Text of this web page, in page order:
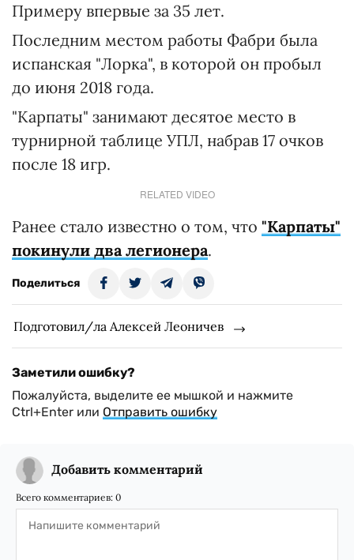
Примеру впервые за 35 лет.
Последним местом работы Фабри была
испанская "Лорка", в которой он пробыл
до июня 2018 года.
"Карпаты" занимают десятое место в
турнирной таблице УПЛ, набрав 17 очков
после 18 игр.
RELATED VIDEO
Ранее стало известно о том, что "Карпаты"
покинули два легионера.
Поделиться
Подготовил/ла Алексей Леоничев
Заметили ошибку?
Пожалуйста, выделите ее мышкой и нажмите
Ctrl+Enter или Отправить ошибку
Добавить комментарий
Всего комментариев: 0